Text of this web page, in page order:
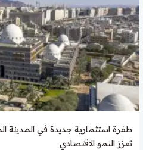
طفرة استثمارية جديدة في المدينة
تعزز النمو الاقتصادي